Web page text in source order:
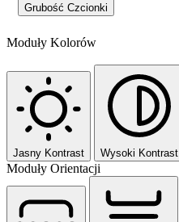
Grubość Czcionki
Moduły Kolorów
Jasny Kontrast Wysoki Kontrast
Moduły Orientacji